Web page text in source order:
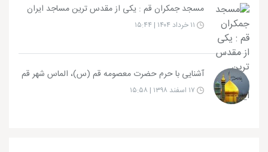
مسجد جمکران قم : یکی از مقدس ترین مساجد ایران
آشنایی با حرم حضرت معصومه قم (س)، الماس شهر قم